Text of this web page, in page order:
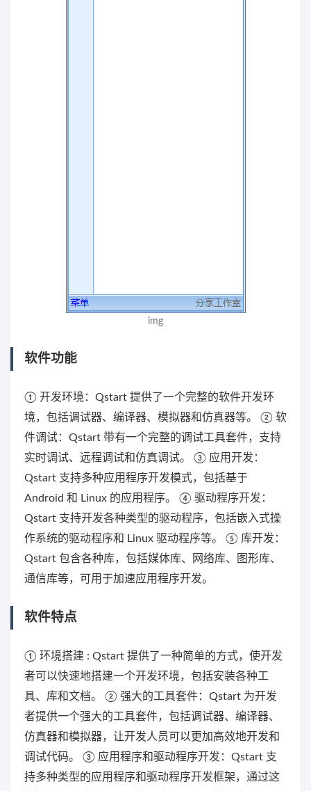
img
软件功能
① 开发环境：Qstart 提供了一个完整的软件开发环
境，包括调试器、编译器、模拟器和仿真器等。 ② 软
件调试：Qstart 带有一个完整的调试工具套件，支持
实时调试、远程调试和仿真调试。 ③ 应用开发：
Qstart 支持多种应用程序开发模式，包括基于
Android 和 Linux 的应用程序。 ④ 驱动程序开发：
Qstart 支持开发各种类型的驱动程序，包括嵌入式操
作系统的驱动程序和 Linux 驱动程序等。 ⑤ 库开发：
Qstart 包含各种库，包括媒体库、网络库、图形库、
通信库等，可用于加速应用程序开发。
软件特点
① 环境搭建 : Qstart 提供了一种简单的方式，使开发
者可以快速地搭建一个开发环境，包括安装各种工
具、库和文档。 ② 强大的工具套件：Qstart 为开发
者提供一个强大的工具套件，包括调试器、编译器、
仿真器和模拟器，让开发人员可以更加高效地开发和
调试代码。 ③ 应用程序和驱动程序开发：Qstart 支
持多种类型的应用程序和驱动程序开发框架，通过这